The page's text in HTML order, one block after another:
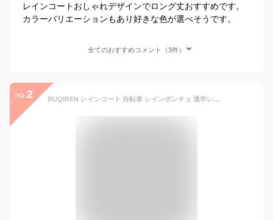
レインコートおしゃれデザインでロング丈おすすめです。
カラーバリエーションもあり好きな色が選べそうです。
全てのおすすめコメント（3件）
no. 2 BUQIREN レインコート 自転車 レインポンチョ 通学レディース メンズ 大きめ ロング リュック 透明バイザー 防水 雨具 雨カッパ キャンプ 携帯 通勤 通学 ママ 保育園の送迎 袖あり バイク ポンチョ シンプル 定番 アウトドア おしゃれ 収納袋付き (フリーサイズ4XL, グレー（ レッグカバー付き）)